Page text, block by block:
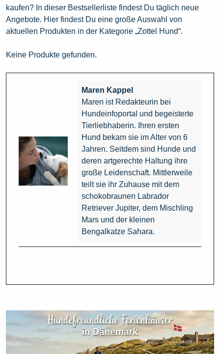
kaufen? In dieser Bestsellerliste findest Du täglich neue
Angebote. Hier findest Du eine große Auswahl von
aktuellen Produkten in der Kategorie „Zottel Hund“.
Keine Produkte gefunden.
Maren Kappel
Maren ist Redakteurin bei
Hundeinfoportal und begeisterte
Tierliebhaberin. Ihren ersten
Hund bekam sie im Alter von 6
Jahren. Seitdem sind Hunde und
deren artgerechte Haltung ihre
große Leidenschaft. Mittlerweile
teilt sie ihr Zuhause mit dem
schokobraunen Labrador
Retriever Jupiter, dem Mischling
Mars und der kleinen
Bengalkatze Sahara.